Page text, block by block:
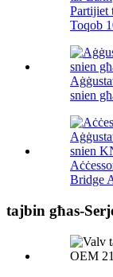
Partijiet
Toqob
snien
Bridge
tajbin għas-